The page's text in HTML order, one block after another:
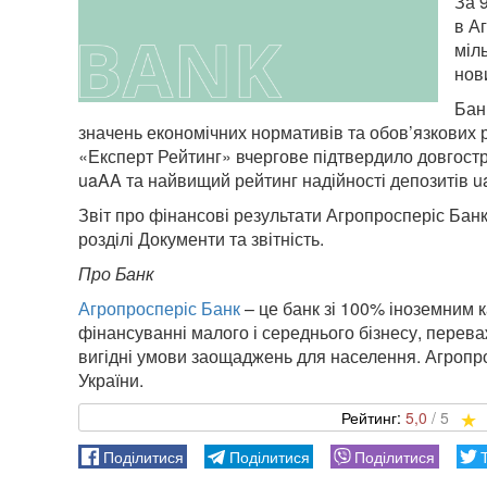
в
значень економічних нормативів та
«Експерт Рейтинг» вчергове підтвердило
uaAA та найвищий рейтинг надійності
Звіт про фінансові результати Агропросперіс
розділі Документи та звітність.
Про Банк
Агропросперіс Банк– це банк зі 100% іноземним
фінансуванні малого і середнього бізнесу,
вигідні умови заощаджень для населення.
України.
5,0